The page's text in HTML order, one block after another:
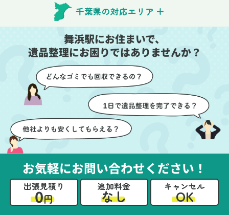
んが手際よく片付けてく
れたので、部屋が驚くほ
どスッキリしました。自
分では手が回らなかった
場所も含め、プロの力を
実感しました。
特に、物が散乱していた
部屋の整理や、細かなア
イテムの仕分けを迅速か
つ丁寧に対応していただ
けたのがありがたかった
です。家族それぞれが必
要なものを確認しながら
進めることができ、安心
できました。さらに、作
業終了後には部屋全体を
清掃していただき、まる
で新しい家のような清潔
よく対応していただき驚
きました。
当日は2名のスタッフが来
てくださり、作業の流れ
や注意点をしっかり説明
していただけたので、こ
ちらも安心感を持って作
業を見守ることができま
した。運び出しの際も、
壁や床を傷つけないよう
に細心の注意を払ってい
ただき、家全体がスムー
ズに片付いていくのがと
業が終わった後には、こ
ちらからお願いしなくて
も部屋を簡単に清掃して
いただけたのも好印象で
した。
千葉県の対応エリア
舞浜駅にお住まいで、
遺品整理にお困りではありませんか？
お気軽にお問い合わせください！
出張見積り
0円
追加料金
なし
キャンセル
OK